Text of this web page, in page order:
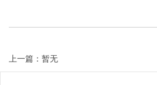
上一篇：暂无